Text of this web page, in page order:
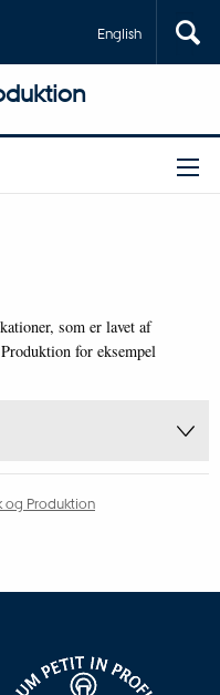
English
som er lavet af
for eksempel
og Produktion